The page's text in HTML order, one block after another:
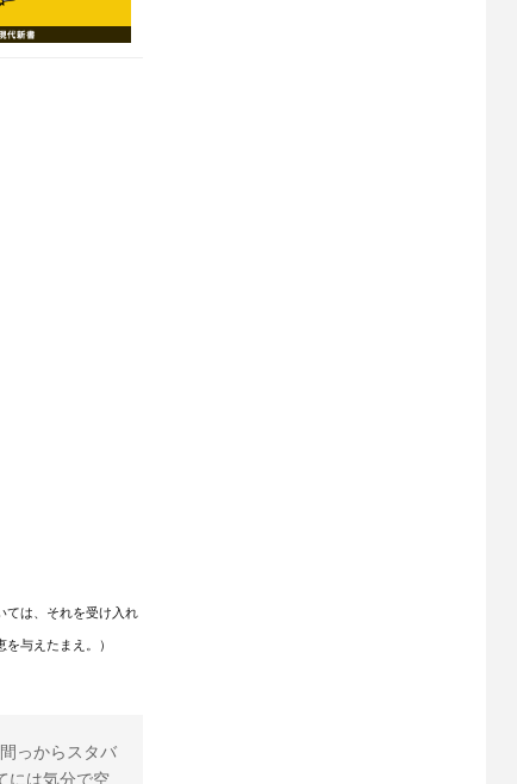
ては、それを受け入れ
与えたまえ。）
っからスタバ
には気分で空